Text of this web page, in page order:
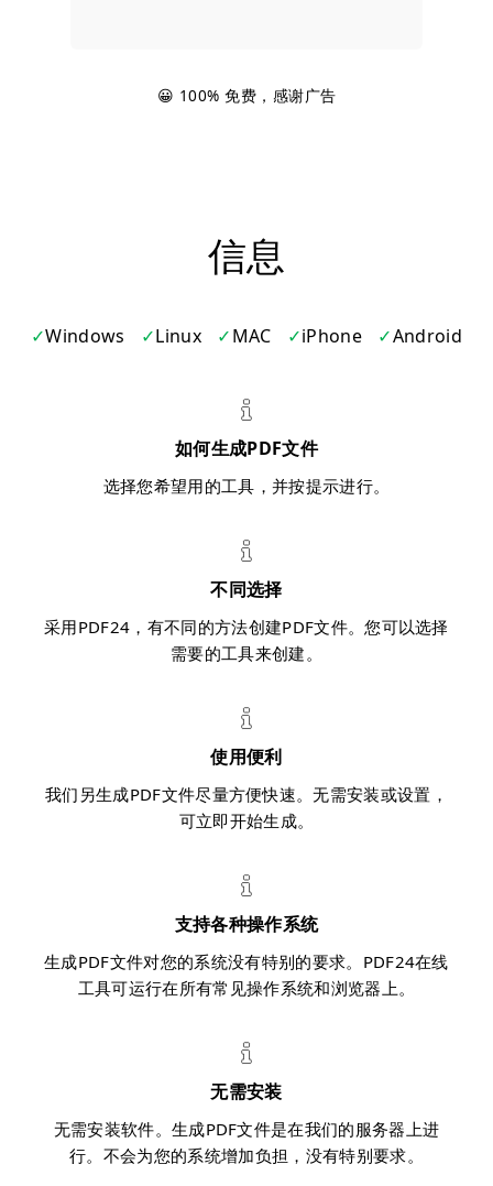
😀 100% 免费，感谢广告
信息
Windows Linux MAC iPhone Android
如何生成PDF文件
选择您希望用的工具，并按提示进行。
不同选择
采用PDF24，有不同的方法创建PDF文件。您可以选择
需要的工具来创建。
使用便利
我们另生成PDF文件尽量方便快速。无需安装或设置，
可立即开始生成。
支持各种操作系统
生成PDF文件对您的系统没有特别的要求。PDF24在线
工具可运行在所有常见操作系统和浏览器上。
无需安装
无需安装软件。生成PDF文件是在我们的服务器上进
行。不会为您的系统增加负担，没有特别要求。